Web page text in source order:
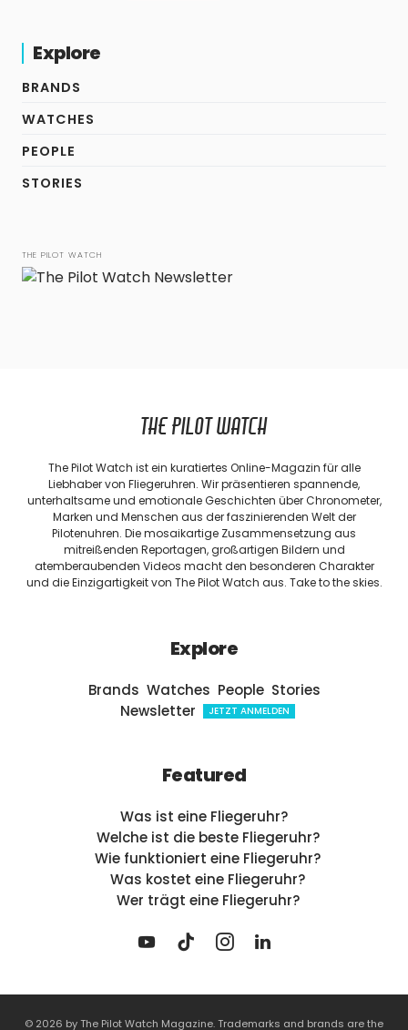
Explore
BRANDS
WATCHES
PEOPLE
STORIES
THE PILOT WATCH
THE PILOT WATCH
The Pilot Watch ist ein kuratiertes Online-Magazin für alle
Liebhaber von Fliegeruhren. Wir präsentieren spannende,
unterhaltsame und emotionale Geschichten über Chronometer,
Marken und Menschen aus der faszinierenden Welt der
Pilotenuhren. Die mosaikartige Zusammensetzung aus
mitreißenden Reportagen, großartigen Bildern und
atemberaubenden Videos macht den besonderen Charakter
und die Einzigartigkeit von The Pilot Watch aus. Take to the skies.
Explore
Brands Watches People Stories
Newsletter
JETZT ANMELDEN
Featured
Was ist eine Fliegeruhr?
Welche ist die beste Fliegeruhr?
Wie funktioniert eine Fliegeruhr?
Was kostet eine Fliegeruhr?
Wer trägt eine Fliegeruhr?
© 2026 by The Pilot Watch Magazine. Trademarks and brands are the